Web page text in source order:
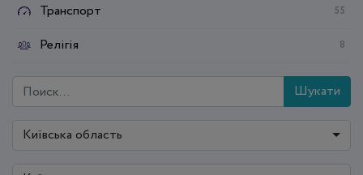
Транспорт 55
Релігія 8
Шукати
Київська область